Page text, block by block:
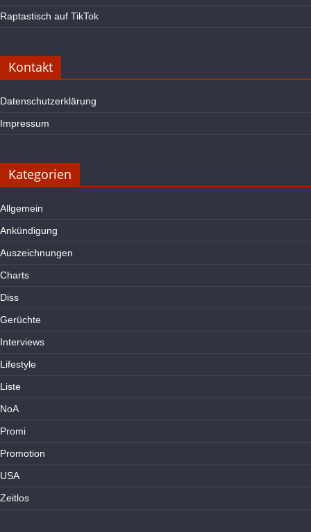
Raptastisch auf TikTok
Kontakt
Datenschutzerklärung
Impressum
Kategorien
Allgemein
Ankündigung
Auszeichnungen
Charts
Diss
Gerüchte
Interviews
Lifestyle
Liste
NoA
Promi
Promotion
USA
Zeitlos